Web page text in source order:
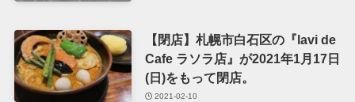
【閉店】札幌市白石区の『lavi de
Cafe ラソラ店』が2021年1月17日
(日)をもって閉店。
2021-02-10